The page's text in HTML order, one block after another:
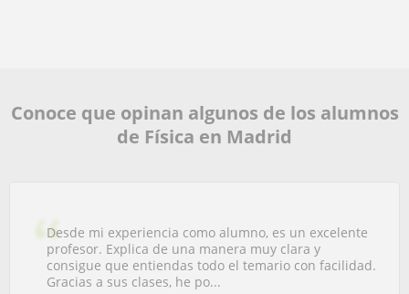
Conoce que opinan algunos de los alumnos
de Física en Madrid
Desde mi experiencia como alumno, es un excelente
profesor. Explica de una manera muy clara y
consigue que entiendas todo el temario con facilidad.
Gracias a sus clases, he po...